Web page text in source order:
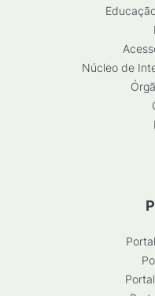
Núcleo de